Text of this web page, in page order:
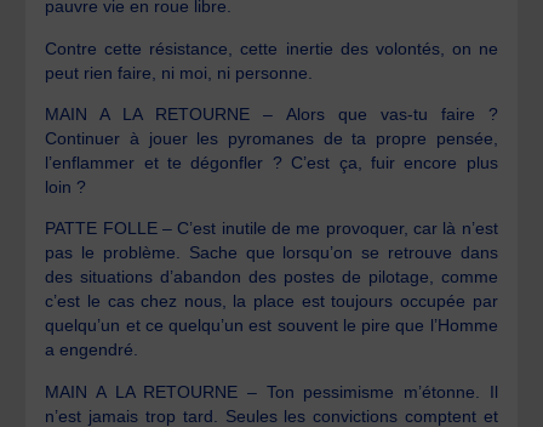
pauvre vie en roue libre.
Contre cette résistance, cette inertie des volontés, on ne
peut rien faire, ni moi, ni personne.
MAIN A LA RETOURNE – Alors que vas-tu faire ?
Continuer à jouer les pyromanes de ta propre pensée,
l’enflammer et te dégonfler ? C’est ça, fuir encore plus
loin ?
PATTE FOLLE – C’est inutile de me provoquer, car là n’est
pas le problème. Sache que lorsqu’on se retrouve dans
des situations d’abandon des postes de pilotage, comme
c’est le cas chez nous, la place est toujours occupée par
quelqu’un et ce quelqu’un est souvent le pire que l’Homme
a engendré.
MAIN A LA RETOURNE – Ton pessimisme m’étonne. Il
n’est jamais trop tard. Seules les convictions comptent et